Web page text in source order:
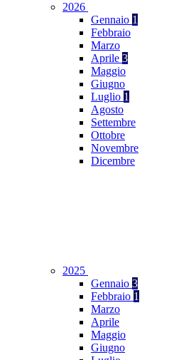
2026
Gennaio 1
Febbraio
Marzo
Aprile 3
Maggio
Giugno
Luglio 1
Agosto
Settembre
Ottobre
Novembre
Dicembre
2025
Gennaio 3
Febbraio 1
Marzo
Aprile
Maggio
Giugno